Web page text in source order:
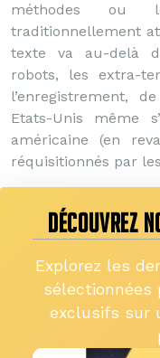
méthodes ou
traditionnellement
texte va au-delà
robots, les extra-
l’enregistrement,
Etats-Unis même
américaine (en
réquisitionnés par
DÉCOUVREZ
Explorez les
sélectionnées
exclusifs sur